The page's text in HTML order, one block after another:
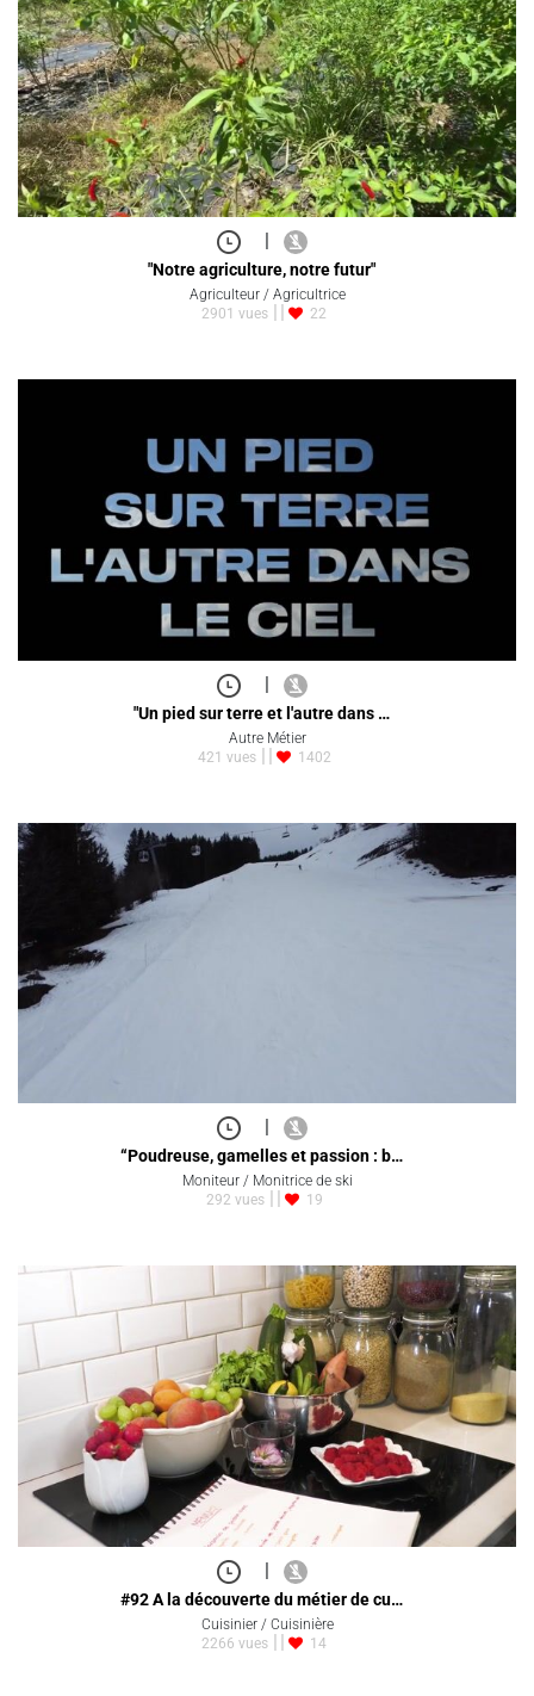
"Notre agriculture, notre futur"
Agriculteur / Agricultrice
2901 vues
22
|
"Un pied sur terre et l'autre dans …
Autre Métier
421 vues
1402
“Poudreuse, gamelles et passion : b…
Moniteur / Monitrice de ski
292 vues
19
|
#92 A la découverte du métier de cu…
Cuisinier / Cuisinière
2266 vues
14